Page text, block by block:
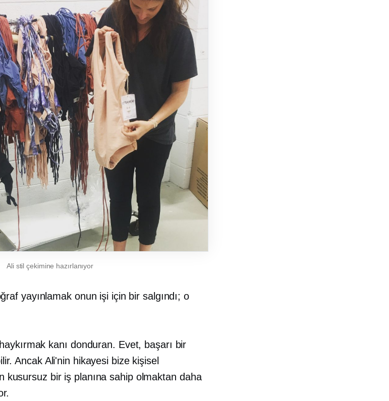
Ali stil çekimine hazırlanıyor
yayınlamak onun işi için bir salgındı; o
kanı donduran. Evet, başarı bir
Ancak Ali'nin hikayesi bize kişisel
kusursuz bir iş planına sahip olmaktan daha